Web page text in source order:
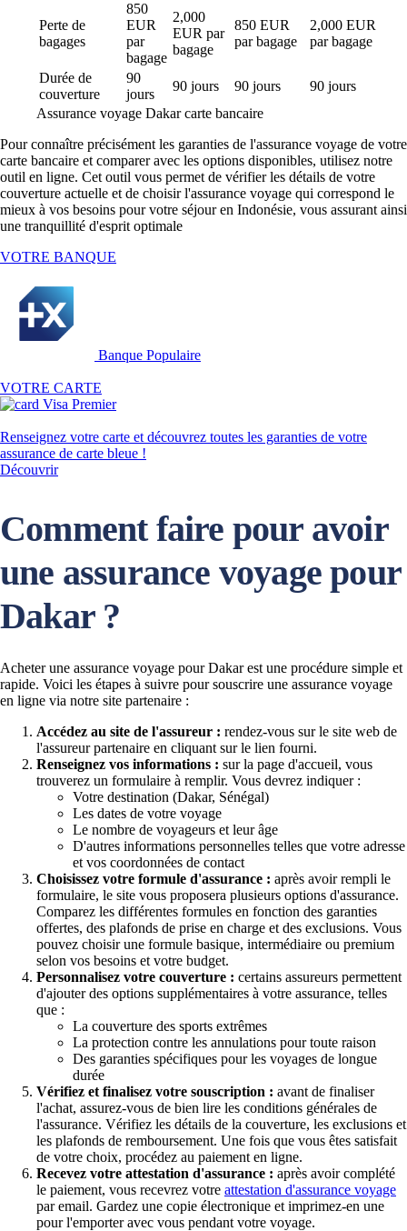
Perte de
bagages
850
EUR
par
bagage
2,000
EUR par
bagage
850 EUR
par bagage
2,000 EUR
par bagage
Durée de
couverture
90
jours
90 jours 90 jours
90 jours
Assurance voyage Dakar carte bancaire
Pour connaître précisément les garanties de l'assurance voyage de votre
carte bancaire et comparer avec les options disponibles, utilisez notre
outil en ligne. Cet outil vous permet de vérifier les détails de votre
couverture actuelle et de choisir l'assurance voyage qui correspond le
mieux à vos besoins pour votre séjour en Indonésie, vous assurant ainsi
une tranquillité d'esprit optimale​
VOTRE BANQUE
Banque Populaire
VOTRE CARTE
Visa Premier
Renseignez votre carte et découvrez toutes les garanties de votre
assurance de carte bleue !
Découvrir
Comment faire pour avoir
une assurance voyage pour
Dakar ?
Acheter une assurance voyage pour Dakar est une procédure simple et
rapide. Voici les étapes à suivre pour souscrire une assurance voyage
en ligne via notre site partenaire :
Accédez au site de l'assureur : rendez-vous sur le site web de
l'assureur partenaire en cliquant sur le lien fourni.
Renseignez vos informations : sur la page d'accueil, vous
trouverez un formulaire à remplir. Vous devrez indiquer :
Votre destination (Dakar, Sénégal)
Les dates de votre voyage
Le nombre de voyageurs et leur âge
D'autres informations personnelles telles que votre adresse
et vos coordonnées de contact
Choisissez votre formule d'assurance : après avoir rempli le
formulaire, le site vous proposera plusieurs options d'assurance.
Comparez les différentes formules en fonction des garanties
offertes, des plafonds de prise en charge et des exclusions. Vous
pouvez choisir une formule basique, intermédiaire ou premium
selon vos besoins et votre budget.
Personnalisez votre couverture : certains assureurs permettent
d'ajouter des options supplémentaires à votre assurance, telles
que :
La couverture des sports extrêmes
La protection contre les annulations pour toute raison
Des garanties spécifiques pour les voyages de longue
durée
Vérifiez et finalisez votre souscription : avant de finaliser
l'achat, assurez-vous de bien lire les conditions générales de
l'assurance. Vérifiez les détails de la couverture, les exclusions et
les plafonds de remboursement. Une fois que vous êtes satisfait
de votre choix, procédez au paiement en ligne.
Recevez votre attestation d'assurance : après avoir complété
le paiement, vous recevrez votre attestation d'assurance voyage
par email. Gardez une copie électronique et imprimez-en une
pour l'emporter avec vous pendant votre voyage.